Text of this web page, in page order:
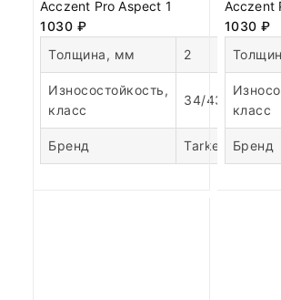
Acczent Pro Aspect 1
1030 ₽
Толщина, мм
2
Износостойкость,
класс
34/43
Бренд Tarkett
Acczent
1030 ₽
класс
Бренд